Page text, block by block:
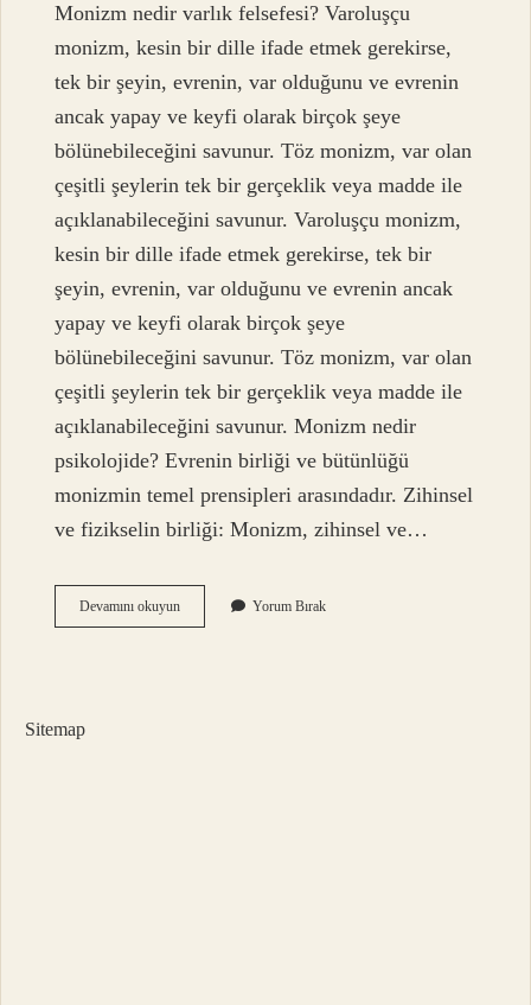
Monizm nedir varlık felsefesi? Varoluşçu
monizm, kesin bir dille ifade etmek gerekirse,
tek bir şeyin, evrenin, var olduğunu ve evrenin
ancak yapay ve keyfi olarak birçok şeye
bölünebileceğini savunur. Töz monizm, var olan
çeşitli şeylerin tek bir gerçeklik veya madde ile
açıklanabileceğini savunur. Varoluşçu monizm,
kesin bir dille ifade etmek gerekirse, tek bir
şeyin, evrenin, var olduğunu ve evrenin ancak
yapay ve keyfi olarak birçok şeye
bölünebileceğini savunur. Töz monizm, var olan
çeşitli şeylerin tek bir gerçeklik veya madde ile
açıklanabileceğini savunur. Monizm nedir
psikolojide? Evrenin birliği ve bütünlüğü
monizmin temel prensipleri arasındadır. Zihinsel
ve fizikselin birliği: Monizm, zihinsel ve…
Devamını okuyunMonizm
Ne
Yorum Bırak
Sitemap